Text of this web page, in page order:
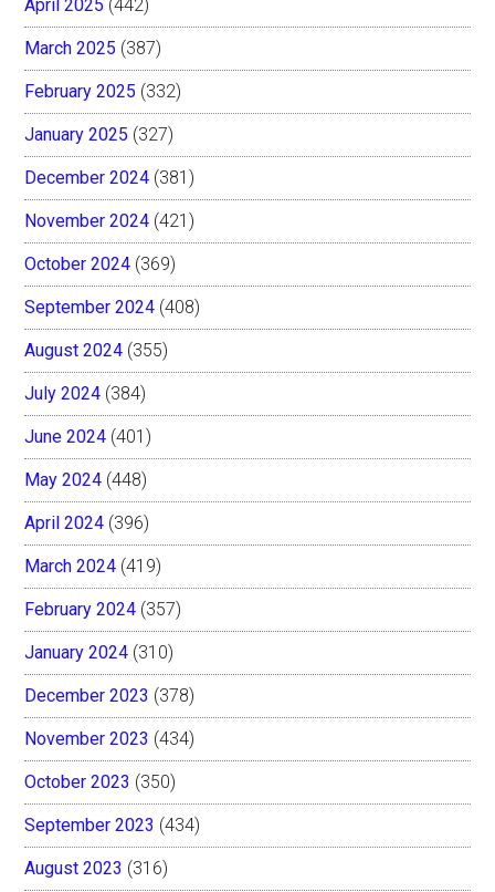
April 2025 (442)
March 2025 (387)
February 2025 (332)
January 2025 (327)
December 2024 (381)
November 2024 (421)
October 2024 (369)
September 2024 (408)
August 2024 (355)
July 2024 (384)
June 2024 (401)
May 2024 (448)
April 2024 (396)
March 2024 (419)
February 2024 (357)
January 2024 (310)
December 2023 (378)
November 2023 (434)
October 2023 (350)
September 2023 (434)
August 2023 (316)